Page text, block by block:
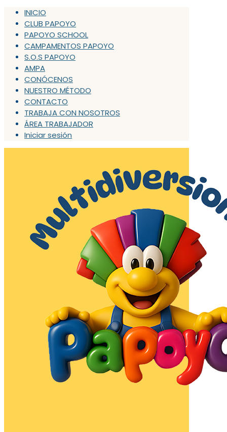
INICIO
CLUB PAPOYO
PAPOYO SCHOOL
CAMPAMENTOS PAPOYO
S.O.S PAPOYO
AMPA
CONÓCENOS
NUESTRO MÉTODO
CONTACTO
TRABAJA CON NOSOTROS
ÁREA TRABAJADOR
Iniciar sesión